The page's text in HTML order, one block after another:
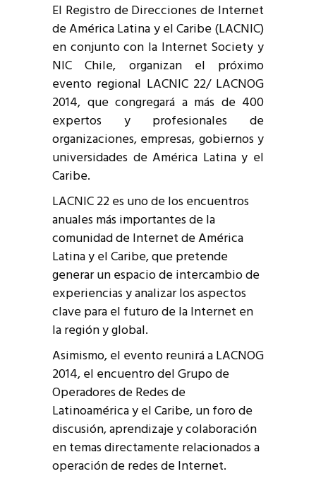
El Registro de Direcciones de Internet
de América Latina y el Caribe (LACNIC)
en conjunto con la Internet Society y
NIC Chile, organizan el próximo
evento regional LACNIC 22/ LACNOG
2014, que congregará a más de 400
expertos y profesionales de
organizaciones, empresas, gobiernos y
universidades de América Latina y el
Caribe.
LACNIC 22 es uno de los encuentros
anuales más importantes de la
comunidad de Internet de América
Latina y el Caribe, que pretende
generar un espacio de intercambio de
experiencias y analizar los aspectos
clave para el futuro de la Internet en
la región y global.
Asimismo, el evento reunirá a LACNOG
2014, el encuentro del Grupo de
Operadores de Redes de
Latinoamérica y el Caribe, un foro de
discusión, aprendizaje y colaboración
en temas directamente relacionados a
operación de redes de Internet.